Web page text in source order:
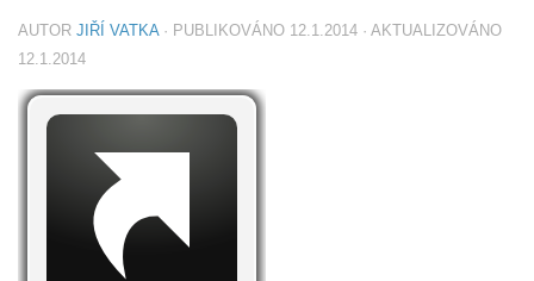
AUTOR JIŘÍ VATKA · PUBLIKOVÁNO 12.1.2014 · AKTUALIZOVÁNO
12.1.2014